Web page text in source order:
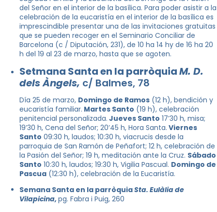
del Señor en el interior de la basílica. Para poder asistir a la
celebración de la eucaristía en el interior de la basílica es
imprescindible presentar una de las invitaciones gratuitas
que se pueden recoger en el Seminario Conciliar de
Barcelona (c / Diputación, 231), de 10 ha 14 hy de 16 ha 20
h del 19 al 23 de marzo, hasta que se agoten.
Setmana Santa en la parròquiaM. D.
dels Àngels, c/ Balmes, 78
Día 25 de marzo, Domingo de Ramos (12 h), bendición y
eucaristía familiar. Martes Santo (19 h), celebración
penitencial personalizada. Jueves Santo 17’30 h, misa;
19’30 h, Cena del Señor; 20’45 h, Hora Santa. Viernes
Santo 09:30 h, laudos; 10:30 h, viacrucis desde la
parroquia de San Ramón de Peñafort; 12 h, celebración de
la Pasión del Señor; 19 h, meditación ante la Cruz. Sábado
Santo 10:30 h, laudos; 19:30 h, Vigilia Pascual. Domingo de
Pascua (12:30 h), celebración de la Eucaristía.
Semana Santa en la parròquiaSta. Eulàlia de
Vilapicina, pg. Fabra i Puig, 260